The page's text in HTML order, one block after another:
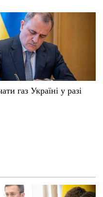
газ Україні у разі